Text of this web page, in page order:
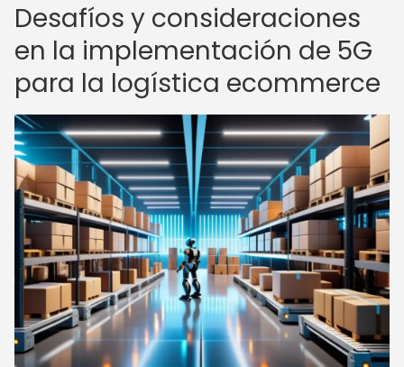
Desafíos y consideraciones
en la implementación de 5G
para la logística ecommerce